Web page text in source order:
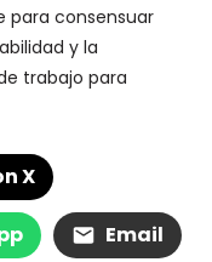
para consensuar
y la
trabajo para
X
Email